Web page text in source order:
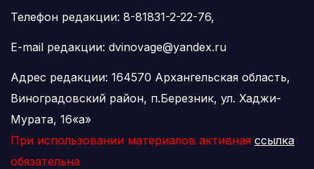
Телефон редакции: 8-81831-2-22-76,
E-mail редакции: dvinovage@yandex.ru
Адрес редакции: 164570 Архангельская область,
Виноградовский район, п.Березник, ул. Хаджи-
Мурата, 16«а»
При использовании материалов активная ссылка
обязательна